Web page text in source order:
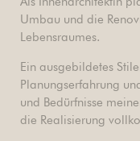
Umbau und die
Lebensraumes.
Ein ausgebildetes
Planungserfahrung
und Bedürfnisse
die Realisierung